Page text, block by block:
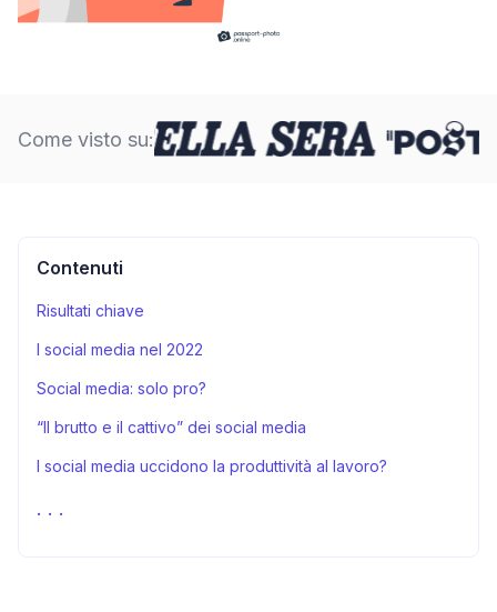
Come visto su:
Contenuti
Risultati chiave
I social media nel 2022
Social media: solo pro?
“Il brutto e il cattivo” dei social media
I social media uccidono la produttività al lavoro?